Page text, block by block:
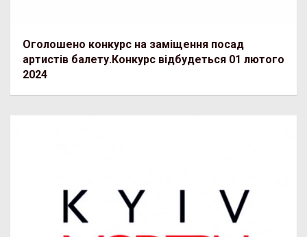
Оголошено конкурс на заміщення посад
артистів балету.Конкурс відбудеться 01 лютого
2024